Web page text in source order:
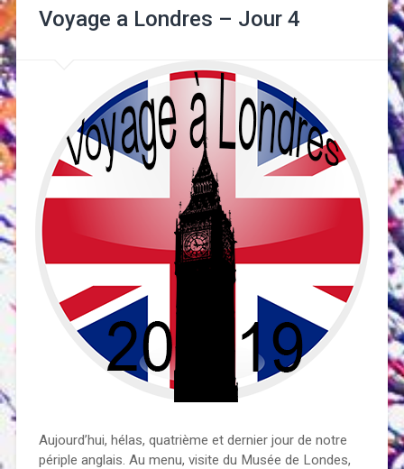
Voyage a Londres – Jour 4
Aujourd’hui, hélas, quatrième et dernier jour de notre
périple anglais. Au menu, visite du Musée de Londes,